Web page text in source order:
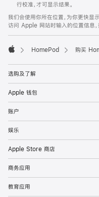
行校准，才可显示结果。
我们会使用你所在位置，为你更快显
访问 Apple 网站时输入的位置信息，
HomePod 购买
选购及了解
Apple 钱包
账户
娱乐
Apple Store 商店
商务应用
教育应用